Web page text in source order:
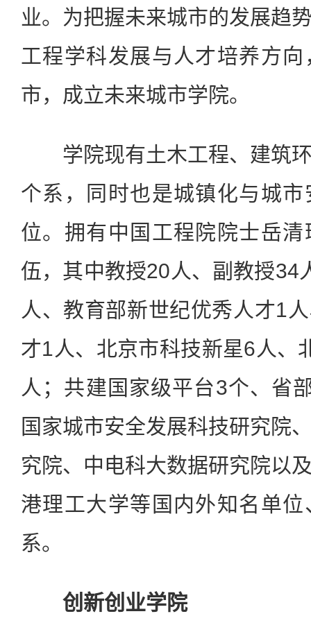
业。为把握未来城市的发展趋
工程学科发展与人才培养方
市，成立未来城市学院。
学院现有土木工程、建筑环
个系，同时也是城镇化与城
位。拥有中国工程院院士岳
伍，其中教授20人、副教授34
人、教育部新世纪优秀人才1
才1人、北京市科技新星6人、
人；共建国家级平台3个、省
国家城市安全发展科技研究院
究院、中电科大数据研究院以
港理工大学等国内外知名单
系。
创新创业学院